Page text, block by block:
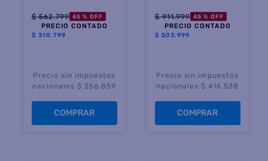
$ 562.799 45 % OFF
PRECIO CONTADO
$ 310.799
Precio sin impuestos
nacionales $ 256.859
COMPRAR
$ 911.999 45 % OFF
PRECIO CONTADO
$ 503.999
Precio sin impuestos
nacionales $ 416.528
COMPRAR